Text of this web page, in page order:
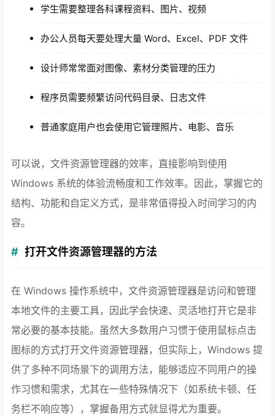
学生需要整理各科课程资料、图片、视频
办公人员每天要处理大量 Word、Excel、PDF 文件
设计师常常面对图像、素材分类管理的压力
程序员需要频繁访问代码目录、日志文件
普通家庭用户也会使用它管理照片、电影、音乐
可以说，文件资源管理器的效率，直接影响到使用
Windows 系统的体验流畅度和工作效率。因此，掌握它的
结构、功能和自定义方式，是非常值得投入时间学习的内
容。
打开文件资源管理器的方法
在 Windows 操作系统中，文件资源管理器是访问和管理
本地文件的主要工具，因此学会快速、灵活地打开它是非
常必要的基本技能。虽然大多数用户习惯于使用鼠标点击
图标的方式打开文件资源管理器，但实际上，Windows 提
供了多种不同场景下的调用方法，能够适应不同用户的操
作习惯和需求，尤其在一些特殊情况下（如系统卡顿、任
务栏不响应等），掌握备用方式就显得尤为重要。